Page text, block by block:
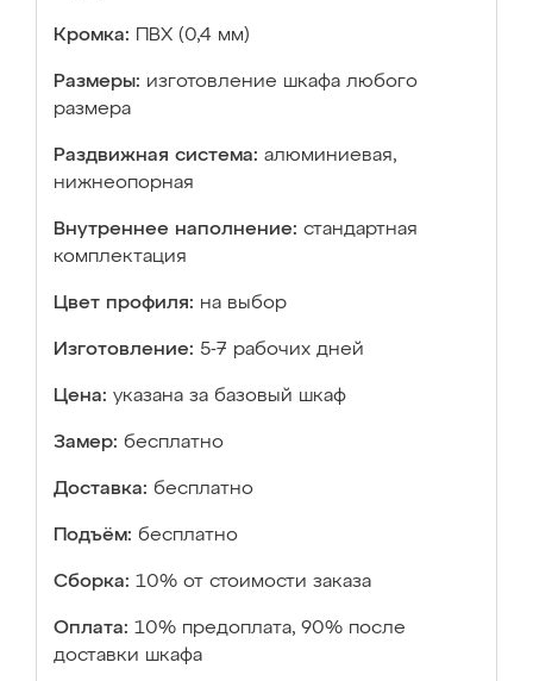
Кромка: ПВХ (0,4 мм)
Размеры: изготовление шкафа любого
размера
Раздвижная система: алюминиевая,
нижнеопорная
Внутреннее наполнение: стандартная
комплектация
Цвет профиля: на выбор
Изготовление: 5-7 рабочих дней
Цена: указана за базовый шкаф
Замер: бесплатно
Доставка: бесплатно
Подъём: бесплатно
Сборка: 10% от стоимости заказа
Оплата: 10% предоплата, 90% после
доставки шкафа